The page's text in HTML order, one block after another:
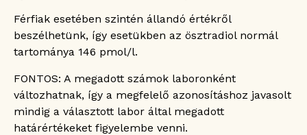
Férfiak esetében szintén állandó értékről
beszélhetünk, így esetükben az ösztradiol normál
tartománya 146 pmol/l.
FONTOS: A megadott számok laboronként
változhatnak, így a megfelelő azonosításhoz javasolt
mindig a választott labor által megadott
határértékeket figyelembe venni.